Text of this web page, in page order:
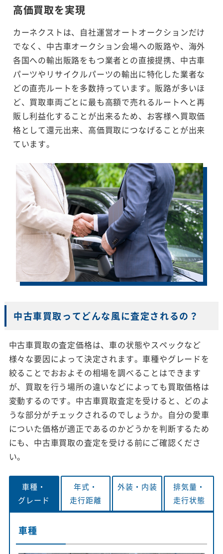
高価買取を実現
カーネクストは、自社運営オートオークションだけ
でなく、中古車オークション会場への販路や、海外
各国への輸出販路をもつ業者との直接提携、中古車
パーツやリサイクルパーツの輸出に特化した業者な
どの直売ルートを多数持っています。販路が多いほ
ど、買取車両ごとに最も高額で売れるルートへと再
販し利益化することが出来るため、お客様へ買取価
格として還元出来、高価買取につなげることが出来
ています。
中古車買取ってどんな風に査定されるの？
中古車買取の査定価格は、車の状態やスペックなど
様々な要因によって決定されます。車種やグレードを
絞ることでおおよその相場を調べることはできます
が、買取を行う場所の違いなどによっても買取価格は
変動するのです。中古車買取査定を受けると、どのよ
うな部分がチェックされるのでしょうか。自分の愛車
についた価格が適正であるのかどうかを判断するため
にも、中古車買取の査定を受ける前にご確認くださ
い。
車種・
グレード
年式・
走行距離
外装・ 内装
排気量・
走行状態
車種